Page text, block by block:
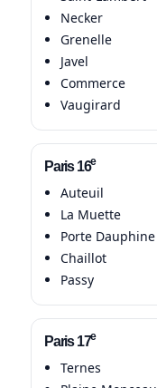
Necker
Grenelle
Javel
Commerce
Vaugirard
Paris 16e
Auteuil
La Muette
Porte Dauphine
Chaillot
Passy
Paris 17e
Ternes